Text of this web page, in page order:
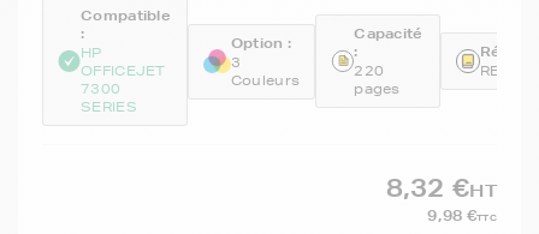
Compatible
:
HP
OFFICEJET
7300
SERIES
Option :
3
Couleurs
Capacité
:
220
pages
8,32 €HT
9,98 €TTC